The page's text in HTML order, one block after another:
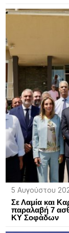
5 Αυγούστου
Σε Λαμία και
παραλαβή 7
ΚΥ Σοφάδων